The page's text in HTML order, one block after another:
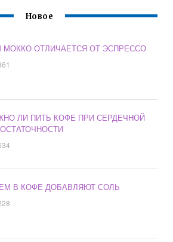
Новое
МОККО ОТЛИЧАЕТСЯ ОТ ЭСПРЕССО
ЛИ ПИТЬ КОФЕ ПРИ СЕРДЕЧНОЙ
В КОФЕ ДОБАВЛЯЮТ СОЛЬ